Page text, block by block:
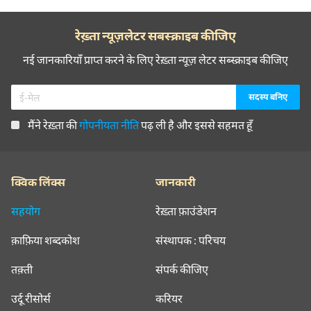
रेख़्ता न्यूज़लेटर सबस्क्राइब कीजिए
नई जानकारियाँ प्राप्त करने के लिए रेख़्ता न्यूज़ लेटर सब्स्क्राइब कीजिए
मैंने रेख़्ता कीगोपनीयता नीतिपढ़ ली है और इससे सहमत हूँ
क्विक लिंक्स
सहयोग
क़ाफ़िया शब्दकोश
तक़्ती
उर्दू रीसोर्स
जानकारी
रेख़्ता फ़ाउंडेशन
संस्थापक : परिचय
संपर्क कीजिए
करियर